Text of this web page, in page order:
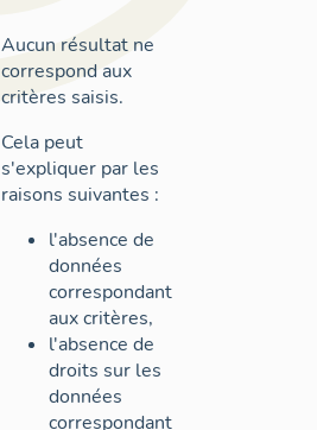
Aucun résultat ne
correspond aux
critères saisis.
Cela peut
s'expliquer par les
raisons suivantes :
l'absence de
données
correspondant
aux critères,
l'absence de
droits sur les
données
correspondant